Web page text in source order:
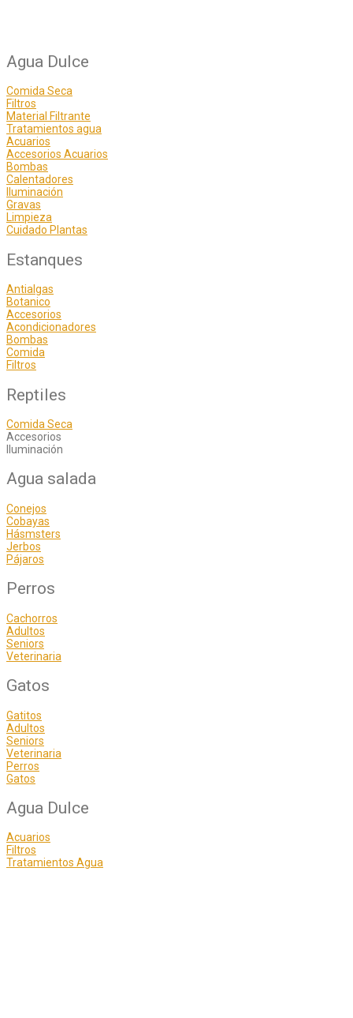
Agua Dulce
Comida Seca
Filtros
Material Filtrante
Tratamientos agua
Acuarios
Accesorios Acuarios
Bombas
Calentadores
Iluminación
Gravas
Limpieza
Cuidado Plantas
Estanques
Antialgas
Botanico
Accesorios
Acondicionadores
Bombas
Comida
Filtros
Reptiles
Comida Seca
Accesorios
Iluminación
Agua salada
Conejos
Cobayas
Hásmsters
Jerbos
Pájaros
Perros
Cachorros
Adultos
Seniors
Veterinaria
Gatos
Gatitos
Adultos
Seniors
Veterinaria
Perros
Gatos
Agua Dulce
Acuarios
Filtros
Tratamientos Agua